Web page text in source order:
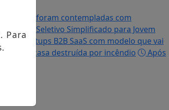
foram contempladas com
Seletivo Simplificado para Jovem
startups B2B SaaS com modelo que vai
teve a casa destruída por incêndio
Após
Para